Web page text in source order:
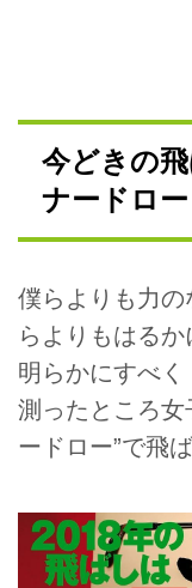
今どきの
ナードロー
僕らよりも力
らよりもはる
明らかにすべ
測ったところ女
ードロー”で飛